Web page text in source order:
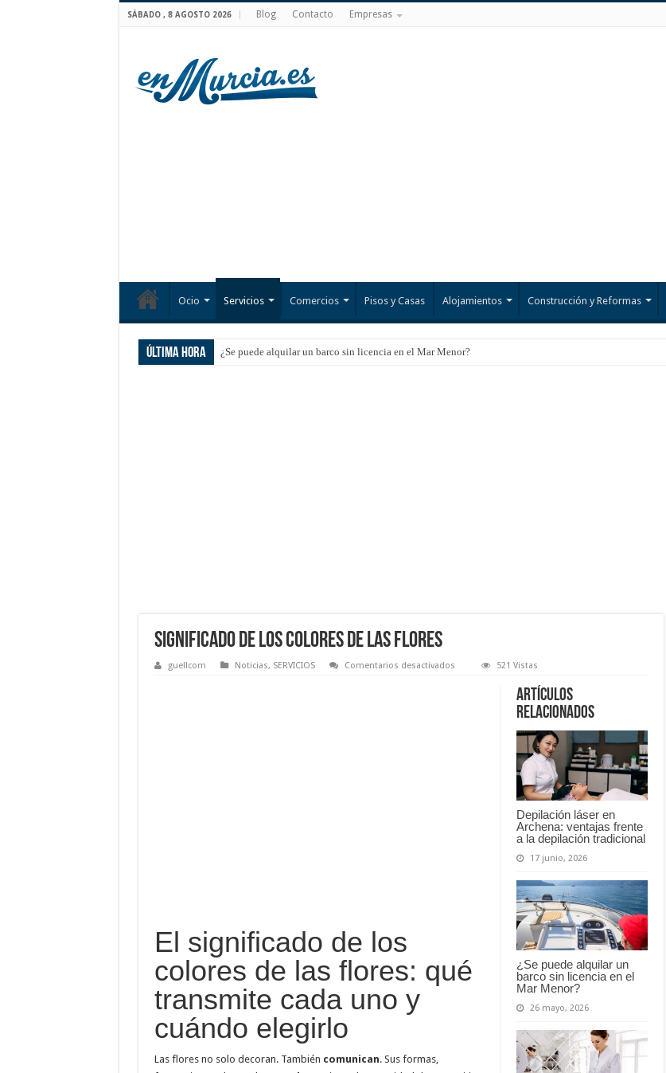
SÁBADO , 8 AGOSTO 2026 Blog Contacto Empresas
Ocio Servicios Comercios Pisos y Casas Alojamientos Construcción y Reformas
Última hora
Significado de los colores de las flores
guellcom Noticias, SERVICIOS Comentarios desactivadosen
521 Vistas
Artículos
relacionados
Depilación láser en
Archena: ventajas frente
a la depilación tradicional
17 junio, 2026
¿Se puede alquilar un
barco sin licencia en el
Mar Menor?
26 mayo, 2026
El significado de los
colores de las flores: qué
transmite cada uno y
cuándo elegirlo
Las flores no solo decoran. También comunican. Sus formas,